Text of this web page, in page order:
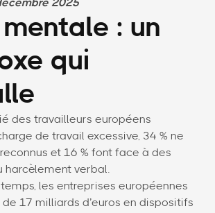
2025
: un
qui
des travailleurs européens
de travail excessive, 34 % ne
et 16 % font face à des
harcèlement verbal.
les entreprises européennes
17 milliards d’euros en dispositifs